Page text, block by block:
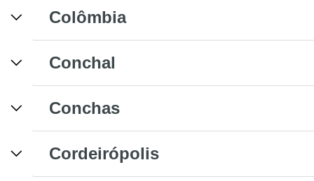
Colômbia
Conchal
Conchas
Cordeirópolis